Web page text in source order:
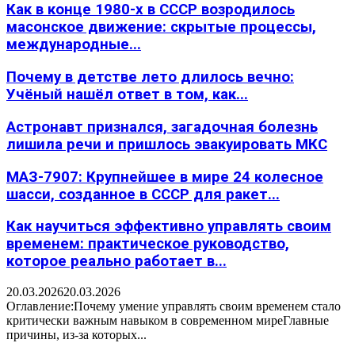
Как в конце 1980-х в СССР возродилось
масонское движение: скрытые процессы,
международные...
Почему в детстве лето длилось вечно:
Учёный нашёл ответ в том, как...
Астронавт признался, загадочная болезнь
лишила речи и пришлось эвакуировать МКС
МАЗ-7907: Крупнейшее в мире 24 колесное
шасси, созданное в СССР для ракет...
Как научиться эффективно управлять своим
временем: практическое руководство,
которое реально работает в...
20.03.202620.03.2026
Оглавление:Почему умение управлять своим временем стало
критически важным навыком в современном миреГлавные
причины, из-за которых...